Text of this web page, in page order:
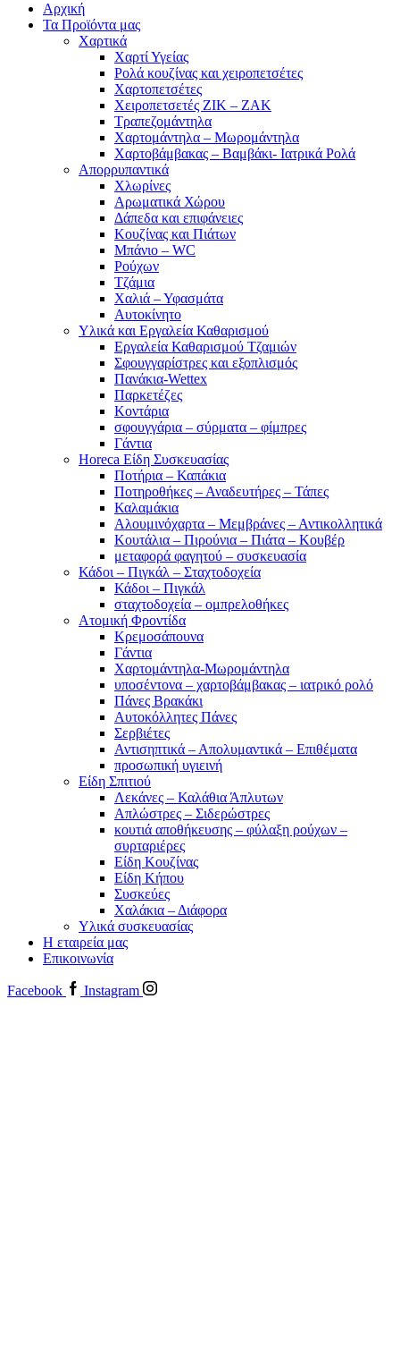
Αρχική
Τα Προϊόντα μας
Χαρτικά
Χαρτί Υγείας
Ρολά κουζίνας και χειροπετσέτες
Χαρτοπετσέτες
Χειροπετσετές ΖΙΚ – ΖΑΚ
Τραπεζομάντηλα
Χαρτομάντηλα – Μωρομάντηλα
Χαρτοβάμβακας – Βαμβάκι- Ιατρικά Ρολά
Απορρυπαντικά
Χλωρίνες
Αρωματικά Χώρου
Δάπεδα και επιφάνειες
Κουζίνας και Πιάτων
Μπάνιο – WC
Ρούχων
Τζάμια
Χαλιά – Υφασμάτα
Αυτοκίνητο
Υλικά και Εργαλεία Καθαρισμού
Εργαλεία Καθαρισμού Τζαμιών
Σφουγγαρίστρες και εξοπλισμός
Πανάκια-Wettex
Παρκετέζες
Κοντάρια
σφουγγάρια – σύρματα – φίμπρες
Γάντια
Horeca Είδη Συσκευασίας
Ποτήρια – Καπάκια
Ποτηροθήκες – Αναδευτήρες – Τάπες
Καλαμάκια
Αλουμινόχαρτα – Μεμβράνες – Αντικολλητικά
Κουτάλια – Πιρούνια – Πιάτα – Κουβέρ
μεταφορά φαγητού – συσκευασία
Κάδοι – Πιγκάλ – Σταχτοδοχεία
Κάδοι – Πιγκάλ
σταχτοδοχεία – ομπρελοθήκες
Ατομική Φροντίδα
Κρεμοσάπουνα
Γάντια
Χαρτομάντηλα-Μωρομάντηλα
υποσέντονα – χαρτοβάμβακας – ιατρικό ρολό
Πάνες Βρακάκι
Αυτοκόλλητες Πάνες
Σερβιέτες
Αντισηπτικά – Απολυμαντικά – Επιθέματα
προσωπική υγιεινή
Είδη Σπιτιού
Λεκάνες – Καλάθια Άπλυτων
Απλώστρες – Σιδερώστρες
κουτιά αποθήκευσης – φύλαξη ρούχων –
συρταριέρες
Είδη Κουζίνας
Είδη Κήπου
Συσκεύες
Χαλάκια – Διάφορα
Yλικά συσκευασίας
Η εταιρεία μας
Επικοινωνία
Facebook Instagram